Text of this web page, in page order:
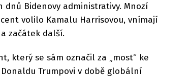
Bidenovy administrativy. Mnozí
volilo Kamalu Harrisovou, vnímají
začátek další.
který se sám označil za „most“ ke
Trumpovi v době globální